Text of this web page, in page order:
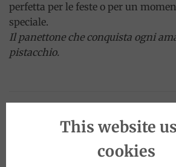
perfetta per le feste o per un
speciale.
Il panettone che conquista ogni
pistacchio.
PRODOTTI CORRELATI
Add to
This website
cookies